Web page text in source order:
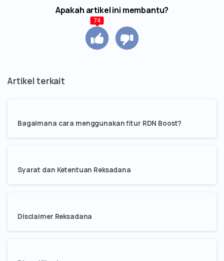
Apakah artikel ini membantu?
74
Bagaimana cara menggunakan fitur RDN Boost?
Syarat dan Ketentuan Reksadana
Disclaimer Reksadana